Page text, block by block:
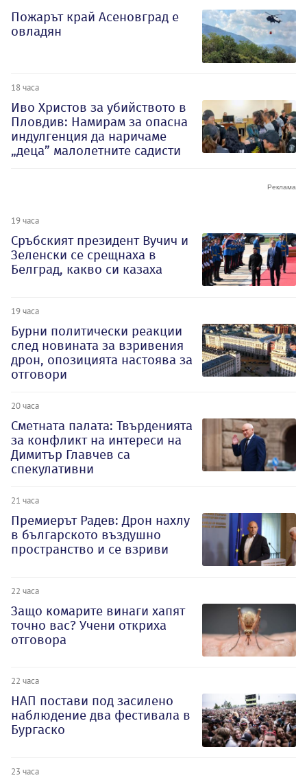
Пожарът край Асеновград е
овладян
18 часа
Иво Христов за убийството в
Пловдив: Намирам за опасна
индулгенция да наричаме
„деца” малолетните садисти
19 часа
Сръбският президент Вучич и
Зеленски се срещнаха в
Белград, какво си казаха
19 часа
Бурни политически реакции
след новината за взривения
дрон, опозицията настоява за
отговори
20 часа
Сметната палата: Твърденията
за конфликт на интереси на
Димитър Главчев са
спекулативни
21 часа
Премиерът Радев: Дрон нахлу
в българското въздушно
пространство и се взриви
22 часа
Защо комарите винаги хапят
точно вас? Учени откриха
отговора
22 часа
НАП постави под засилено
наблюдение два фестивала в
Бургаско
23 часа